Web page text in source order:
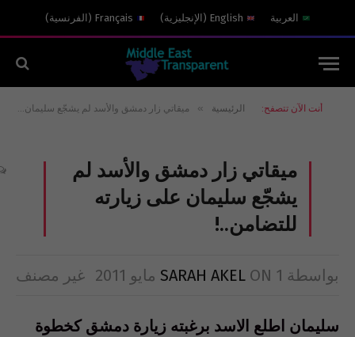
العربية English
( الإنجليزية)
Français
( الفرنسية)
أنت الآن تتصفح: الرئيسية » ميقاتي زار دمشق والأسد لم يشجّع سليمان على زيارته للتضامن..!
ميقاتي زار دمشق والأسد لم
يشجّع سليمان على زيارته
للتضامن..!
بواسطة SARAH AKEL ON 1 مايو 2011 غير مصنف
سليمان اطلع الاسد برغبته زيارة دمشق كخطوة